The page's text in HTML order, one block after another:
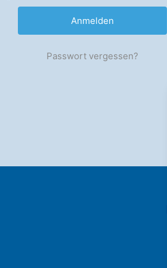
Passwort vergessen?